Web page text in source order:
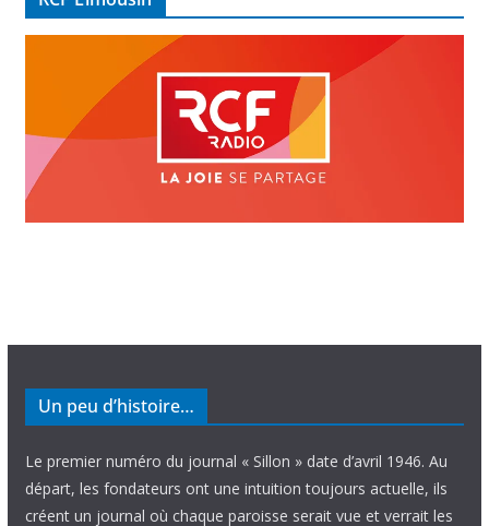
Un peu d’histoire…
Le premier numéro du journal « Sillon » date d’avril 1946. Au
départ, les fondateurs ont une intuition toujours actuelle, ils
créent un journal où chaque paroisse serait vue et verrait les